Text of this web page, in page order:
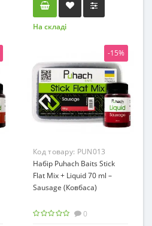
На складі
-15%
Код товару: PUN013
Набір Puhach Baits Stick
Flat Mix + Liquid 70 ml –
Sausage (Ковбаса)
0